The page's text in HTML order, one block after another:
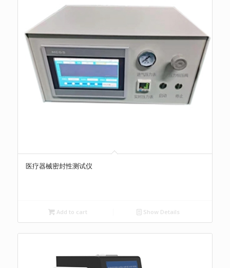
医疗器械密封性测试仪
Add to cart Show Details